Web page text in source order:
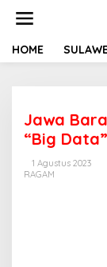
t
HOME
Jawa
“Big
1 Agustus 2023
RAGAM